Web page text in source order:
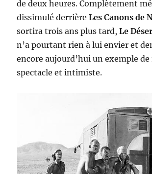
de deux heures. Complètement
dissimulé derrièreLes Canons de
sortira trois ans plus tard,Le
n’a pourtant rien à lui envier et
encore aujourd’hui un exemple
spectacle et intimiste.